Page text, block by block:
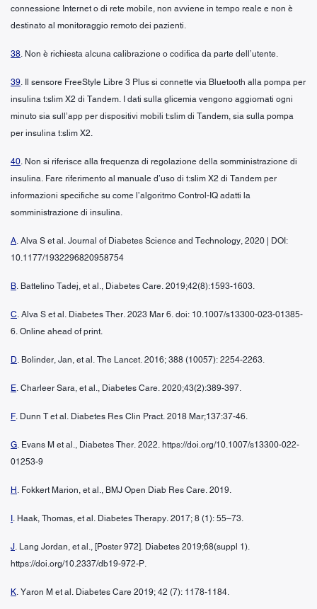
connessione Internet o di rete mobile, non avviene in tempo reale e non è
destinato al monitoraggio remoto dei pazienti.
38. Non è richiesta alcuna calibrazione o codifica da parte dell’utente.
39. Il sensore FreeStyle Libre 3 Plus si connette via Bluetooth alla pompa per
insulina t:slim X2 di Tandem. I dati sulla glicemia vengono aggiornati ogni
minuto sia sull’app per dispositivi mobili t:slim di Tandem, sia sulla pompa
per insulina t:slim X2.
40. Non si riferisce alla frequenza di regolazione della somministrazione di
insulina. Fare riferimento al manuale d’uso di t:slim X2 di Tandem per
informazioni specifiche su come l’algoritmo Control-IQ adatti la
somministrazione di insulina.
A. Alva S et al. Journal of Diabetes Science and Technology, 2020 | DOI:
10.1177/1932296820958754
B. Battelino Tadej, et al., Diabetes Care. 2019;42(8):1593-1603.
C. Alva S et al. Diabetes Ther. 2023 Mar 6. doi: 10.1007/s13300-023-01385-
6. Online ahead of print.
D. Bolinder, Jan, et al. The Lancet. 2016; 388 (10057): 2254-2263.
E. Charleer Sara, et al., Diabetes Care. 2020;43(2):389-397.
F. Dunn T et al. Diabetes Res Clin Pract. 2018 Mar;137:37-46.
G. Evans M et al., Diabetes Ther. 2022. https://doi.org/10.1007/s13300-022-
01253-9
H . Fokkert Marion, et al., BMJ Open Diab Res Care. 2019.
. Haak, Thomas, et al. Diabetes Therapy. 2017; 8 (1): 55–73.
J. Lang Jordan, et al., [Poster 972]. Diabetes 2019;68(suppl 1).
https://doi.org/10.2337/db19-972-P.
K. Yaron M et al. Diabetes Care 2019; 42 (7): 1178-1184.